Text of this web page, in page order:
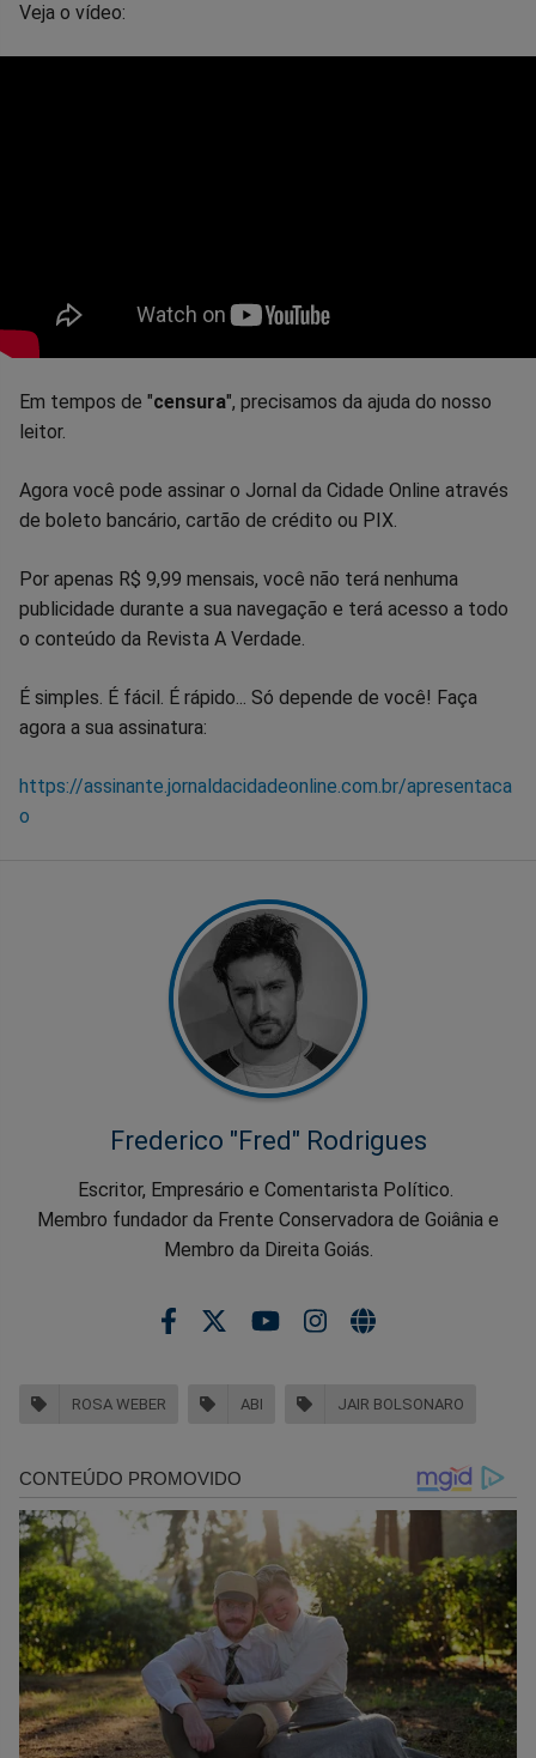
Veja o vídeo:
Em tempos de "censura", precisamos da ajuda do nosso
leitor.
Agora você pode assinar o Jornal da Cidade Online através
de boleto bancário, cartão de crédito ou PIX.
Por apenas R$ 9,99 mensais, você não terá nenhuma
publicidade durante a sua navegação e terá acesso a todo
o conteúdo da Revista A Verdade.
É simples. É fácil. É rápido... Só depende de você! Faça
agora a sua assinatura:
https://assinante.jornaldacidadeonline.com.br/apresentaca
o
Frederico "Fred" Rodrigues
Escritor, Empresário e Comentarista Político.
Membro fundador da Frente Conservadora de Goiânia e
Membro da Direita Goiás.
ROSA WEBER ABI JAIR BOLSONARO